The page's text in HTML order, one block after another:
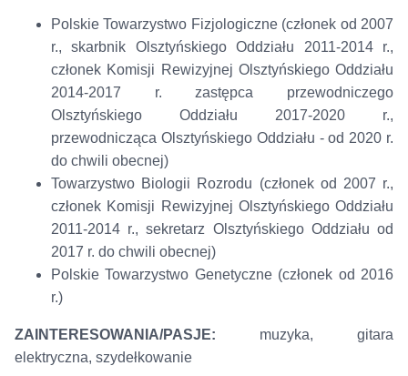
Polskie Towarzystwo Fizjologiczne (członek od 2007
r., skarbnik Olsztyńskiego Oddziału 2011-2014 r.,
członek Komisji Rewizyjnej Olsztyńskiego Oddziału
2014-2017 r. zastępca przewodniczego
Olsztyńskiego Oddziału 2017-2020 r.,
przewodnicząca Olsztyńskiego Oddziału - od 2020 r.
do chwili obecnej)
Towarzystwo Biologii Rozrodu (członek od 2007 r.,
członek Komisji Rewizyjnej Olsztyńskiego Oddziału
2011-2014 r., sekretarz Olsztyńskiego Oddziału od
2017 r. do chwili obecnej)
Polskie Towarzystwo Genetyczne (członek od 2016
r.)
ZAINTERESOWANIA/PASJE: muzyka, gitara
elektryczna, szydełkowanie